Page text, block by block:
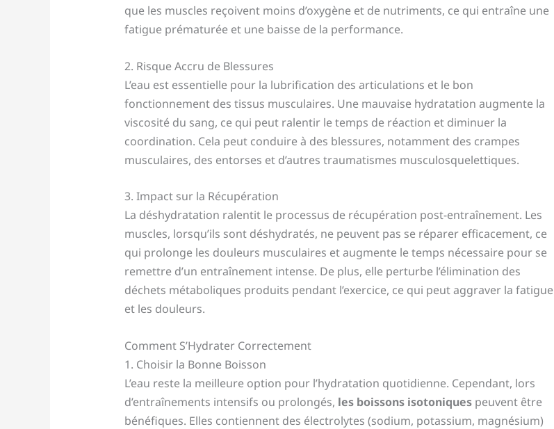
que les muscles reçoivent moins d’oxygène et de nutriments, ce qui entraîne une
fatigue prématurée et une baisse de la performance.
2. Risque Accru de Blessures
L’eau est essentielle pour la lubrification des articulations et le bon
fonctionnement des tissus musculaires. Une mauvaise hydratation augmente la
viscosité du sang, ce qui peut ralentir le temps de réaction et diminuer la
coordination. Cela peut conduire à des blessures, notamment des crampes
musculaires, des entorses et d’autres traumatismes musculosquelettiques.
3. Impact sur la Récupération
La déshydratation ralentit le processus de récupération post-entraînement. Les
muscles, lorsqu’ils sont déshydratés, ne peuvent pas se réparer efficacement, ce
qui prolonge les douleurs musculaires et augmente le temps nécessaire pour se
remettre d’un entraînement intense. De plus, elle perturbe l’élimination des
déchets métaboliques produits pendant l’exercice, ce qui peut aggraver la fatigue
et les douleurs.
Comment S’Hydrater Correctement
1. Choisir la Bonne Boisson
L’eau reste la meilleure option pour l’hydratation quotidienne. Cependant, lors
d’entraînements intensifs ou prolongés, les boissons isotoniquespeuvent être
bénéfiques. Elles contiennent des électrolytes (sodium, potassium, magnésium)